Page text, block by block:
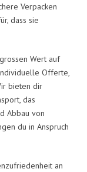
Verpacken
dass sie
Wert auf
Offerte,
bieten dir
das
Abbau von
du in Anspruch
an